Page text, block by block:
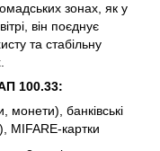
зонах, як у
він поєднує
та стабільну
100.33:
монети), банківські
MIFARE-картки